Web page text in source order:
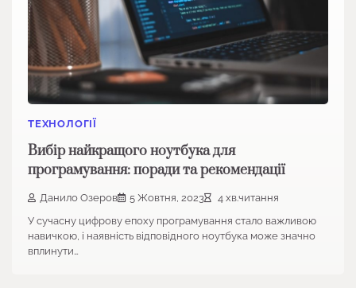
ТЕХНОЛОГІЇ
Вибір найкращого ноутбука для
програмування: поради та рекомендації
Данило Озеров 5 Жовтня, 2023
4 хв.читання
У сучасну цифрову епоху програмування стало важливою
навичкою, і наявність відповідного ноутбука може значно
вплинути…